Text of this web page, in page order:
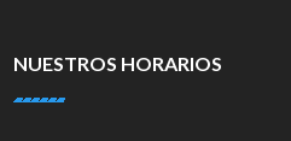
NUESTROS HORARIOS